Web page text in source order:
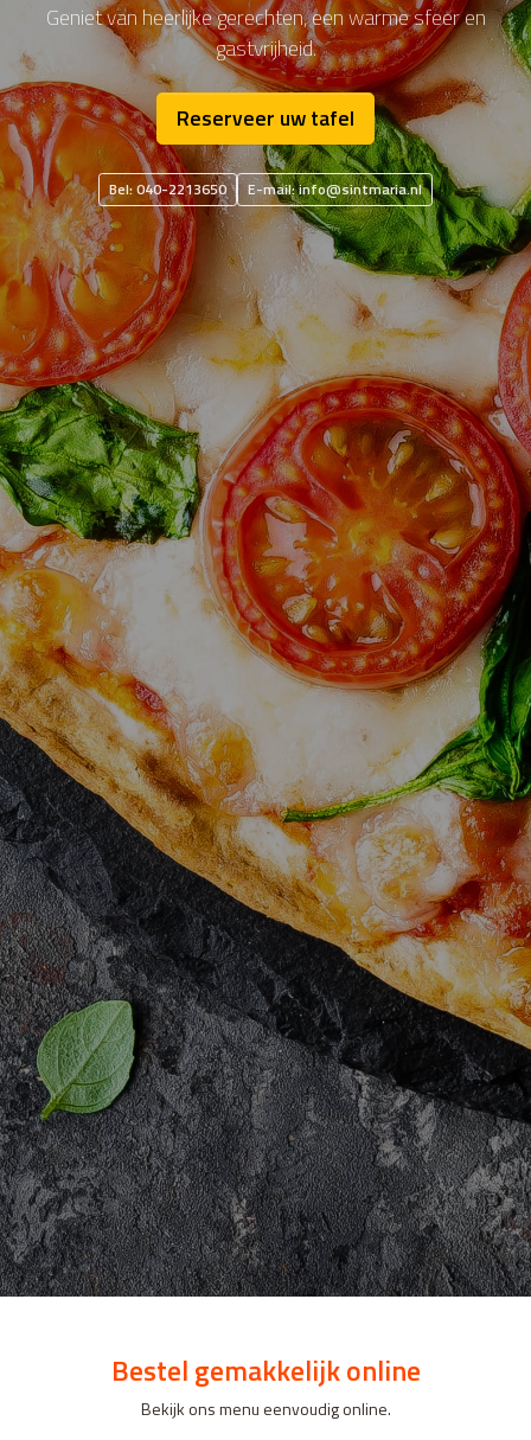
Geniet van heerlijke gerechten, een warme sfeer en
gastvrijheid.
Reserveer uw tafel
Bel: 040-2213650 E-mail:info@sintmaria.nl
Bestel gemakkelijk online
Bekijk ons menu eenvoudig online.